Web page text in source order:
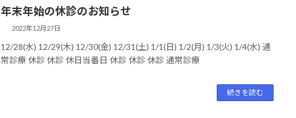
年末年始の休診のお知らせ
2022年12月27日
12/28(水) 12/29(木) 12/30(金) 12/31(土) 1/1(日) 1/2(月) 1/3(火) 1/4(水) 通
常診療 休診 休診 休日当番日 休診 休診 休診 通常診療
続きを読む